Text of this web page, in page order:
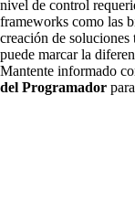
nivel de control
frameworks como las
creación de
puede marcar la
Mantente informado
del Programador